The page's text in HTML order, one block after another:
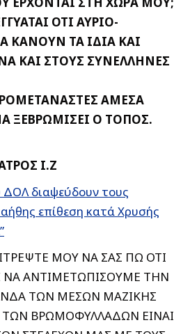
ΟΤΙ ΑΥΡΙΟ-
ΚΑΝΟΥΝ ΤΑ ΙΔΙΑ ΚΑΙ
ΚΑΙ ΣΤΟΥΣ ΣΥΝΕΛΛΗΝΕΣ
ΑΜΕΣΑ
ΞΕΒΡΩΜΙΣΕΙ Ο ΤΟΠΟΣ.
Ι.Ζ
ΔΟΛ διαψεύδουν τους
επίθεση κατά Χρυσής
ΜΟΥ ΝΑ ΣΑΣ ΠΩ ΟΤΙ
ΑΝΤΙΜΕΤΩΠΙΣΟΥΜΕ ΤΗΝ
ΤΩΝ ΜΕΣΩΝ ΜΑΖΙΚΗΣ
ΤΩΝ ΒΡΩΜΟΦΥΛΛΑΔΩΝ ΕΙΝΑΙ